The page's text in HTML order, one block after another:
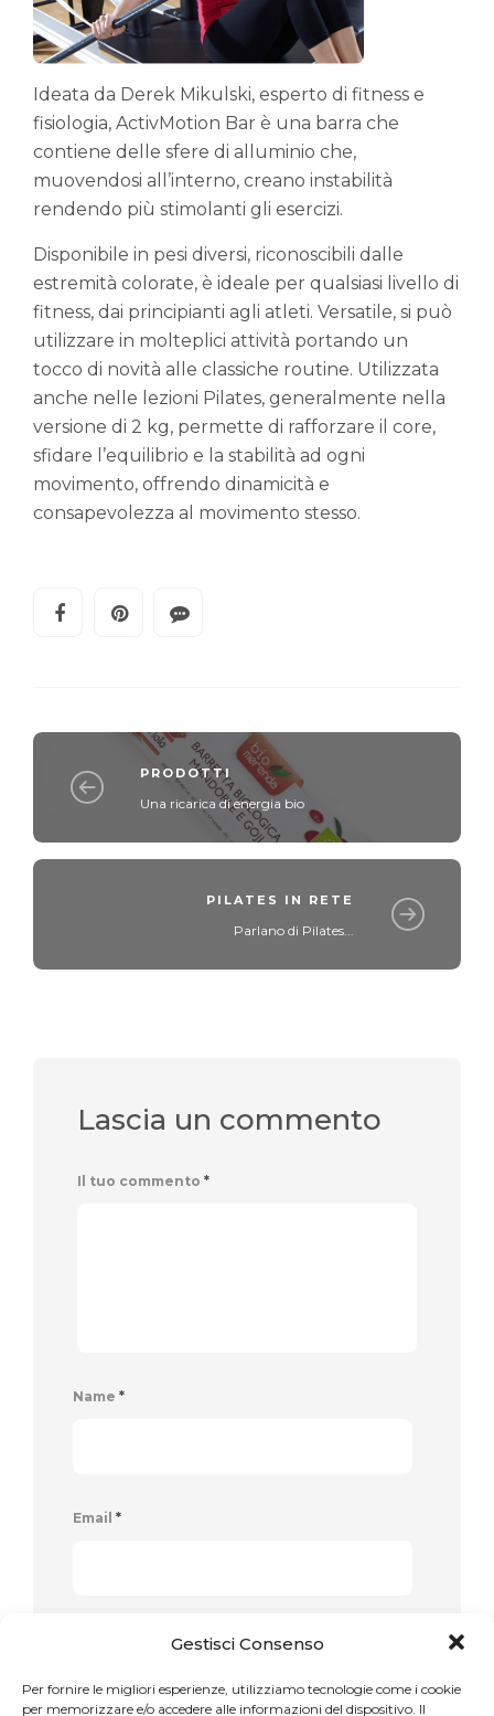
Gestisci Consenso
Per fornire le migliori esperienze, utilizziamo tecnologie come i cookie
per memorizzare e/o accedere alle informazioni del dispositivo. Il
Ideata da Derek Mikulski, esperto di fitness e
fisiologia, ActivMotion Bar è una barra che
contiene delle sfere di alluminio che,
muovendosi all’interno, creano instabilità
rendendo più stimolanti gli esercizi.
Disponibile in pesi diversi, riconoscibili dalle
estremità colorate, è ideale per qualsiasi livello di
fitness, dai principianti agli atleti. Versatile, si può
utilizzare in molteplici attività portando un
tocco di novità alle classiche routine. Utilizzata
anche nelle lezioni Pilates, generalmente nella
versione di 2 kg, permette di rafforzare il core,
sfidare l’equilibrio e la stabilità ad ogni
movimento, offrendo dinamicità e
consapevolezza al movimento stesso.
PRODOTTI
Una ricarica di energia bio
PILATES IN RETE
Parlano di Pilates...
Lascia un commento
Il tuo commento *
Name *
Email *